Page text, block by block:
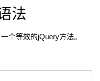
法
个等效的jQuery方法。